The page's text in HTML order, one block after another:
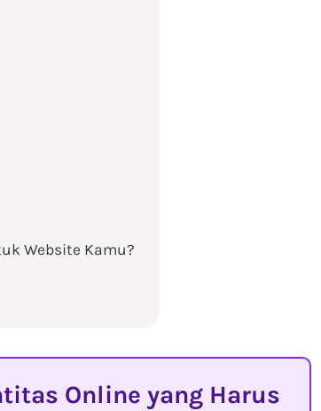
Website Kamu?
Online yang Harus